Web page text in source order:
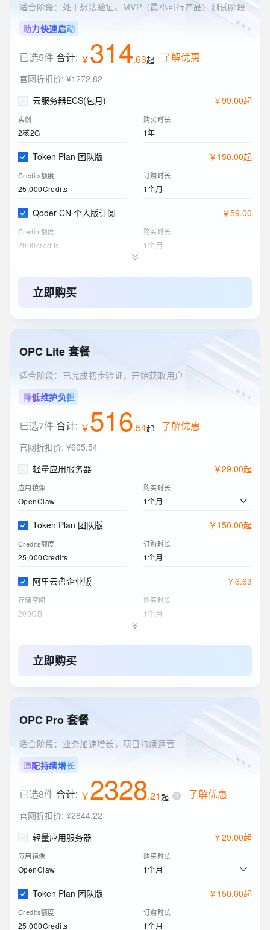
适合阶段：处于想法验证、MVP（最小可行产品）测试阶段
助力快速启动
已选5件合计: ￥314.63起 了解优惠
官网折扣价: ¥1272.82
云服务器ECS(包月)
￥99.00起
实例
2核2G
购买时长
1年
Token Plan 团队版 ￥ 150.00起
Credits额度
25,000Credits
订购时长
1个月
Qoder CN 个人版订阅 ￥59.00
Credits额度
2000credits
购买时长
1个月
存储空间
免费版
立即购买
OPC Lite 套餐
适合阶段：已完成初步验证，开始获取用户
降低维护负担
已选7件合计: ￥516.54起 了解优惠
官网折扣价: ¥605.54
轻量应用服务器
￥29.00起
应用镜像
OpenClaw
购买时长
1个月
Token Plan 团队版 ￥ 150.00起
Credits额度
25,000Credits
订购时长
1个月
阿里云盘企业版 ￥6.63
存储空间
200GB
购买时长
1个月
标准 - 本地冗余存储规格
2核4G
关系型数据库RDS(包月)
实例规格
1个月
免费版
立即购买
OPC Pro 套餐
适合阶段：业务加速增长，项目持续运营
适配持续增长
已选8件合计: ￥2328.21起 了解优惠
官网折扣价: ¥2844.22
轻量应用服务器
￥29.00起
应用镜像
OpenClaw
购买时长
1个月
Token Plan 团队版 ￥ 150.00起
Credits额度
25,000Credits
订购时长
1个月